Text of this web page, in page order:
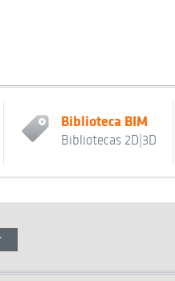
Biblioteca BIM
Bibliotecas 2D|3D